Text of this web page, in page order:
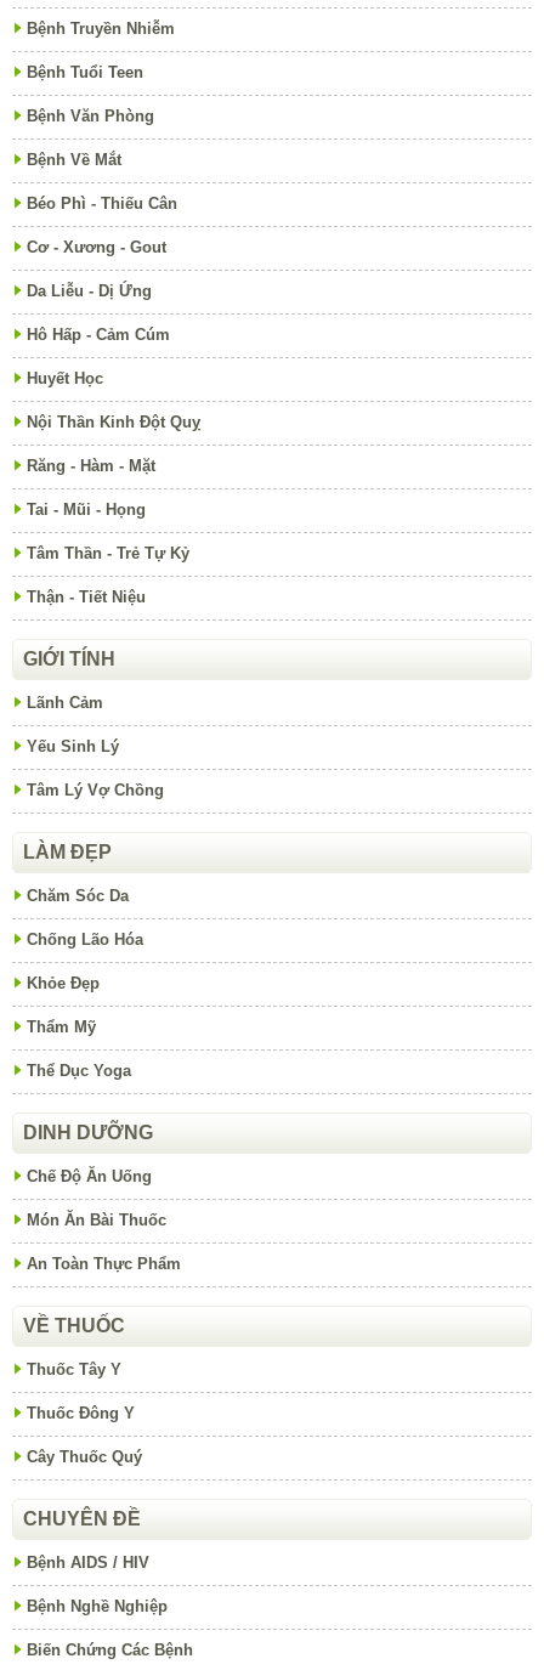
Bệnh Truyền Nhiễm
Bệnh Tuổi Teen
Bệnh Văn Phòng
Bệnh Về Mắt
Béo Phì - Thiếu Cân
Cơ - Xương - Gout
Da Liễu - Dị Ứng
Hô Hấp - Cảm Cúm
Huyết Học
Nội Thần Kinh Đột Quỵ
Răng - Hàm - Mặt
Tai - Mũi - Họng
Tâm Thần - Trẻ Tự Kỷ
Thận - Tiết Niệu
GIỚI TÍNH
Lãnh Cảm
Yếu Sinh Lý
Tâm Lý Vợ Chồng
LÀM ĐẸP
Chăm Sóc Da
Chống Lão Hóa
Khỏe Đẹp
Thẩm Mỹ
Thể Dục Yoga
DINH DƯỠNG
Chế Độ Ăn Uống
Món Ăn Bài Thuốc
An Toàn Thực Phẩm
VỀ THUỐC
Thuốc Tây Y
Thuốc Đông Y
Cây Thuốc Quý
CHUYÊN ĐỀ
Bệnh AIDS / HIV
Bệnh Nghề Nghiệp
Biến Chứng Các Bệnh